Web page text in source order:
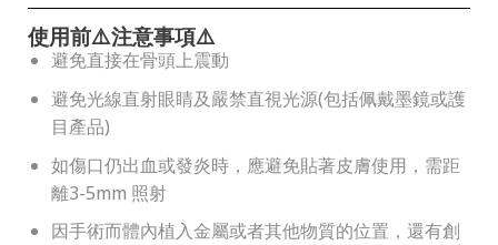
使用前⚠️注意事項⚠️
避免直接在骨頭上震動
避免光線直射眼睛及嚴禁直視光源(包括佩戴墨鏡或護
目產品)
如傷口仍出血或發炎時，應避免貼著皮膚使用，需距
離3-5mm 照射
因手術而體內植入金屬或者其他物質的位置，還有創